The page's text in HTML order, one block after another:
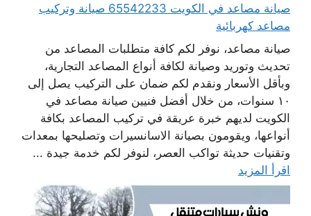
صيانة مصاعد في الكويت 65542233 صيانة وتركيب
مصاعد كهربائية
صيانة مصاعد، نوفر لكم كافة متطلبات المصاعد من
تحديث وتوريد وصيانة لكافة أنواع المصاعد التجارية،
وبأقل الأسعار ونقدم لكم ضمان على التركيب يصل إلى
١٠ سنوات، من خلال أفضل فنيين صيانة مصاعد في
الكويت لديهم خبرة عريقة في تركيب المصاعد بكافة
أنواعها، ويقومون بصيانة الاسانسيرات وتصليحها بمعدات
وتقنيات حديثة تواكب العصر، لنوفر لكم خدمة جيدة ...
اقرأ المزيد